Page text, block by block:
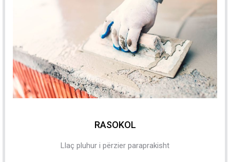
RASOKOL
Llaç pluhur i përzier paraprakisht